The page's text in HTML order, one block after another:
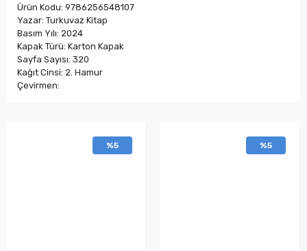
Ürün Kodu: 9786256548107
Yazar: Turkuvaz Kitap
Basım Yılı: 2024
Kapak Türü: Karton Kapak
Sayfa Sayısı: 320
Kağıt Cinsi: 2. Hamur
Çevirmen:
%5 %5